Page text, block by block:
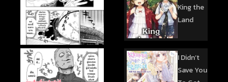
King the
Land
I Didn’t
Save You